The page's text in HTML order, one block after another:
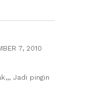
7, 2010
Jadi pingin